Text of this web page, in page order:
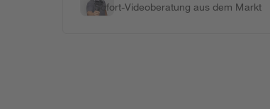
Sofort-Videoberatung aus dem Markt